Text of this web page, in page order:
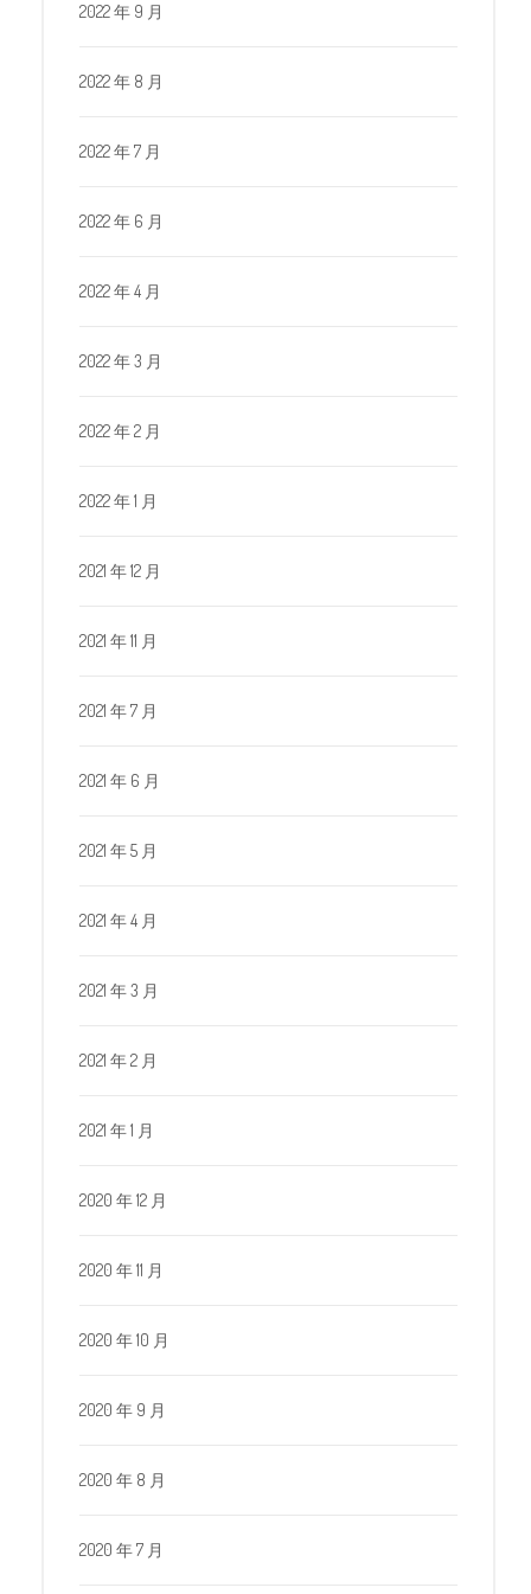
2022 年 9 月
2022 年 8 月
2022 年 7 月
2022 年 6 月
2022 年 4 月
2022 年 3 月
2022 年 2 月
2022 年 1 月
2021 年 12 月
2021 年 11 月
2021 年 7 月
2021 年 6 月
2021 年 5 月
2021 年 4 月
2021 年 3 月
2021 年 2 月
2021 年 1 月
2020 年 12 月
2020 年 11 月
2020 年 10 月
2020 年 9 月
2020 年 8 月
2020 年 7 月